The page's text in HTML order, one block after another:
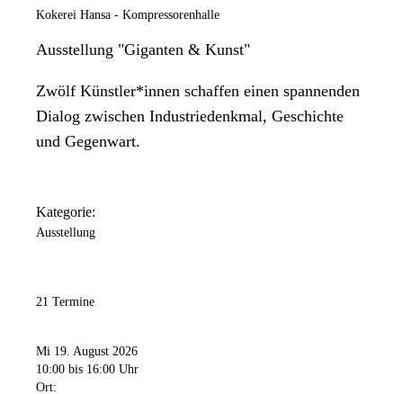
Kokerei Hansa - Kompressorenhalle
Ausstellung "Giganten & Kunst"
Zwölf Künstler*innen schaffen einen spannenden
Dialog zwischen Industriedenkmal, Geschichte
und Gegenwart.
Kategorie:
Ausstellung
21 Termine
Mi 19. August 2026
10:00 bis 16:00 Uhr
Ort: